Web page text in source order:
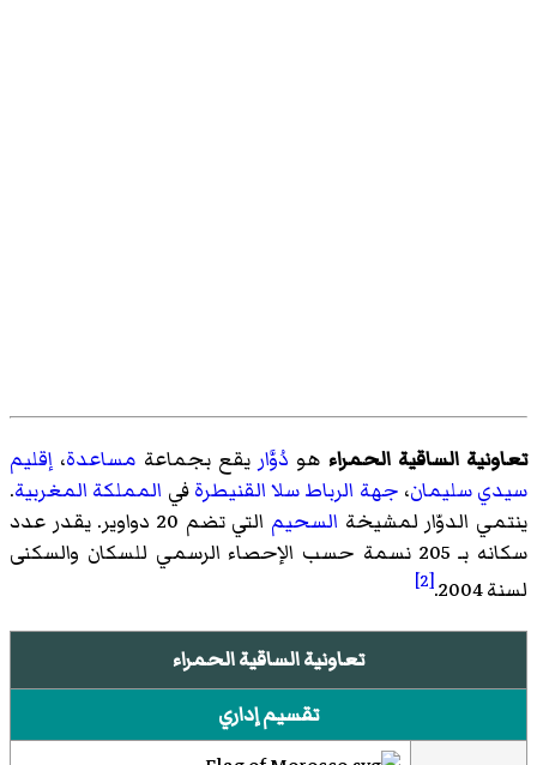
تعاونية الساقية الحمراء هو دُوَّار يقع بجماعة مساعدة، إقليم
سيدي سليمان، جهة الرباط سلا القنيطرةفي المملكة المغربية.
ينتمي الدوّار لمشيخة السحيم
التي تضم 20 دواوير. يقدر عدد
سكانه بـ 205 نسمة حسب الإحصاء الرسمي للسكان والسكنى
لسنة 2004.
[2]
تعاونية الساقية الحمراء
تقسيم إداري